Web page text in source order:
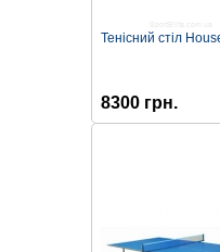
Тенісний стіл
8300 грн.